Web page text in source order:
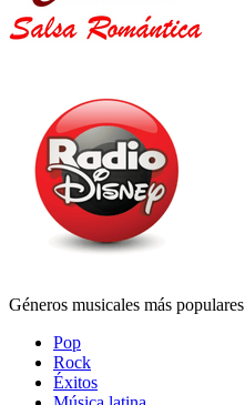
Géneros musicales más populares
Pop
Rock
Éxitos